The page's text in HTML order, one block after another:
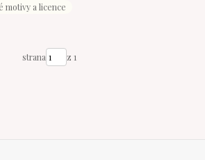
motivy a licence
strana z 1